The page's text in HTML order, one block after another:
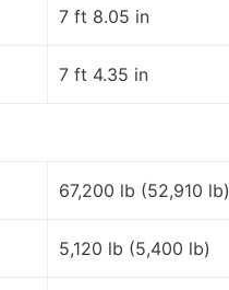
7 ft 8.05 in
7 ft 4.35 in
67,200 lb (52,910 lb)
5,120 lb (5,400 lb)